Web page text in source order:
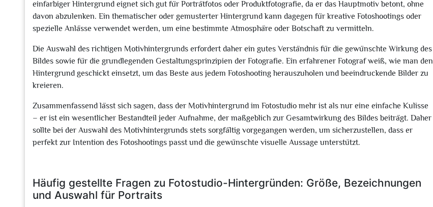
einfarbiger Hintergrund eignet sich gut für Porträtfotos oder Produktfotografie, da er das Hauptmotiv betont, ohne
davon abzulenken. Ein thematischer oder gemusterter Hintergrund kann dagegen für kreative Fotoshootings oder
spezielle Anlässe verwendet werden, um eine bestimmte Atmosphäre oder Botschaft zu vermitteln.
Die Auswahl des richtigen Motivhintergrunds erfordert daher ein gutes Verständnis für die gewünschte Wirkung des
Bildes sowie für die grundlegenden Gestaltungsprinzipien der Fotografie. Ein erfahrener Fotograf weiß, wie man den
Hintergrund geschickt einsetzt, um das Beste aus jedem Fotoshooting herauszuholen und beeindruckende Bilder zu
kreieren.
Zusammenfassend lässt sich sagen, dass der Motivhintergrund im Fotostudio mehr ist als nur eine einfache Kulisse
– er ist ein wesentlicher Bestandteil jeder Aufnahme, der maßgeblich zur Gesamtwirkung des Bildes beiträgt. Daher
sollte bei der Auswahl des Motivhintergrunds stets sorgfältig vorgegangen werden, um sicherzustellen, dass er
perfekt zur Intention des Fotoshootings passt und die gewünschte visuelle Aussage unterstützt.
Häufig gestellte Fragen zu Fotostudio-Hintergründen: Größe, Bezeichnungen
und Auswahl für Portraits